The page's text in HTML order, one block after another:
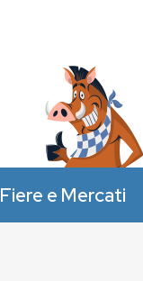
Fiere e Mercati